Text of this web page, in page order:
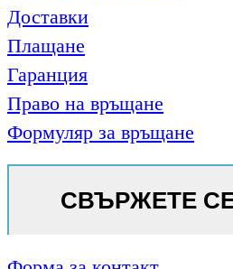
Доставки
Плащане
Гаранция
Право на връщане
Формуляр за връщане
СВЪРЖЕТЕ